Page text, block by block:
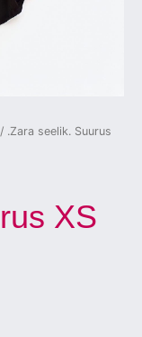
/ .Zara seelik. Suurus
XS